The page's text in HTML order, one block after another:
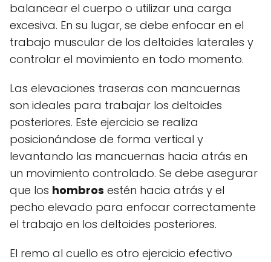
balancear el cuerpo o utilizar una carga
excesiva. En su lugar, se debe enfocar en el
trabajo muscular de los deltoides laterales y
controlar el movimiento en todo momento.
Las elevaciones traseras con mancuernas
son ideales para trabajar los deltoides
posteriores. Este ejercicio se realiza
posicionándose de forma vertical y
levantando las mancuernas hacia atrás en
un movimiento controlado. Se debe asegurar
que los hombros estén hacia atrás y el
pecho elevado para enfocar correctamente
el trabajo en los deltoides posteriores.
El remo al cuello es otro ejercicio efectivo